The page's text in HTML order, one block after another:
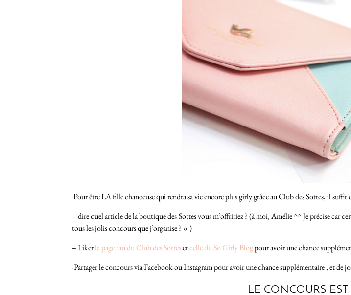
Pour être LA fille chanceuse qui rendra sa vie encore plus girly grâce au Club des Sottes, il suffit
– dire quel article de la boutique des Sottes vous m’offririez ? (à moi, Amélie ^^ Je précise
tous les jolis concours que j’organise ? « )
– Likerla page fan du Club des Sottesetcelle du So Girly Blogpour avoir une chance
-Partager le concours via Facebook ou Instagram pour avoir une chance supplémentaire , et de
LE CONCOURS